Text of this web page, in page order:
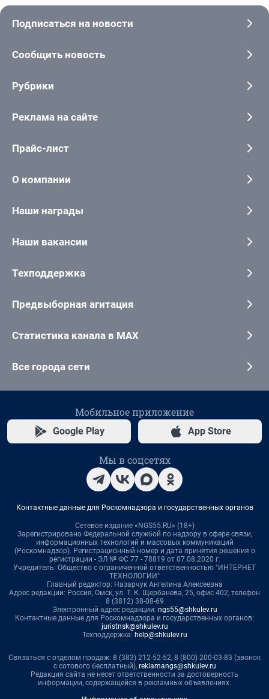
Подписаться на новости
Сообщить новость
Рубрики
Реклама на сайте
Прайс-лист
О компании
Наши награды
Наши вакансии
Техподдержка
Предвыборная агитация
Статистика канала в MAX
Все города сети
Мобильное приложение
Google Play App Store
Мы в соцсетях
Контактные данные для Роскомнадзора и государственных органов
Сетевое издание «NGS55.RU» (18+)
Зарегистрировано Федеральной службой по надзору в сфере связи,
информационных технологий и массовых коммуникаций
(Роскомнадзор). Регистрационный номер и дата принятия решения о
регистрации - ЭЛ № ФС 77 - 78819 от 07.08.2020 г.
Учредитель: Общество с ограниченной ответственностью "ИНТЕРНЕТ
ТЕХНОЛОГИИ"
Главный редактор: Назарчук Ангелина Алексеевна
Адрес редакции: Россия, Омск, ул. Т. К. Щербанева, 25, офис 402, телефон
8 (3812) 38-08-69
Электронный адрес редакции: ngs55@shkulev.ru
Контактные данные для Роскомнадзора и государственных органов:
juristnsk@shkulev.ru
Техподдержка: help@shkulev.ru
Связаться с отделом продаж: 8 (383) 212-52-52, 8 (800) 200-03-83 (звонок
с сотового бесплатный), reklamangs@shkulev.ru
Редакция сайта не несет ответственности за достоверность
информации, содержащейся в рекламных объявлениях.